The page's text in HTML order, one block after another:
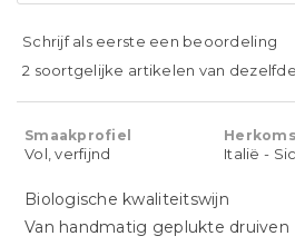
Schrijf als eerste een beoordeling
2 soortgelijke artikelen van
Smaakprofiel
Vol, verfijnd Italië -
Biologische kwaliteitswijn
Van handmatig geplukte druiven